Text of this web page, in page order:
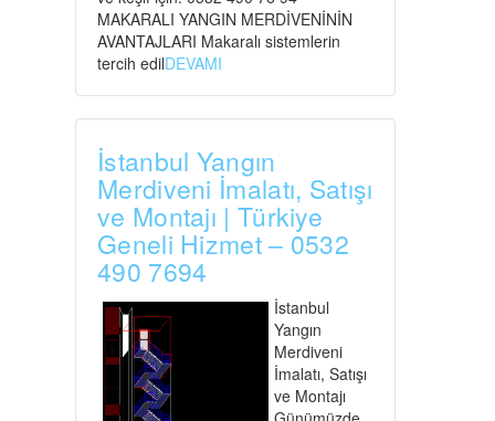
MAKARALI YANGIN MERDİVENİNİN
AVANTAJLARI Makaralı sistemlerin
tercih edilDEVAMI
İstanbul Yangın
Merdiveni İmalatı, Satışı
ve Montajı | Türkiye
Geneli Hizmet – 0532
490 7694
İstanbul
Yangın
Merdiveni
İmalatı, Satışı
ve Montajı